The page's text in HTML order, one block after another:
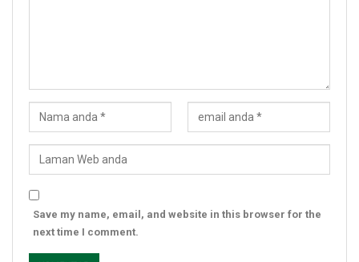
Save my name, email, and website in this browser for the
next time I comment.